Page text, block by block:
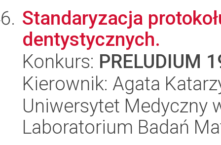
Standaryzacja
dentystycznych.
Konkurs: PRELUDIUM
Kierownik: Agata
Uniwersytet Medyczny
Laboratorium Badań